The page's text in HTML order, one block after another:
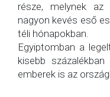
része, melynek az
nagyon kevés eső
téli hónapokban.
Egyiptomban a
kisebb
emberek is az